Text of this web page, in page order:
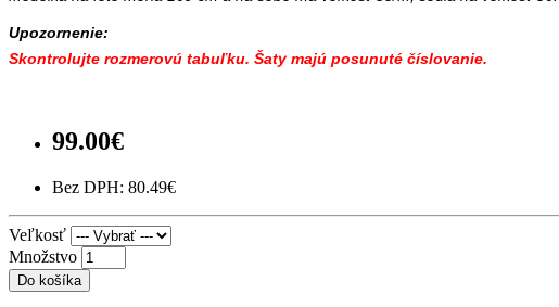
Upozornenie:
Skontrolujte rozmerovú tabuľku. Šaty majú posunuté číslovanie.
99.00€
Bez DPH: 80.49€
Veľkosť
Množstvo
Do košíka